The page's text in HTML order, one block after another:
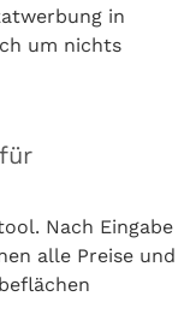
in
um nichts
Nach Eingabe
alle Preise und